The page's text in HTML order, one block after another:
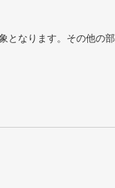
となります。その他の部